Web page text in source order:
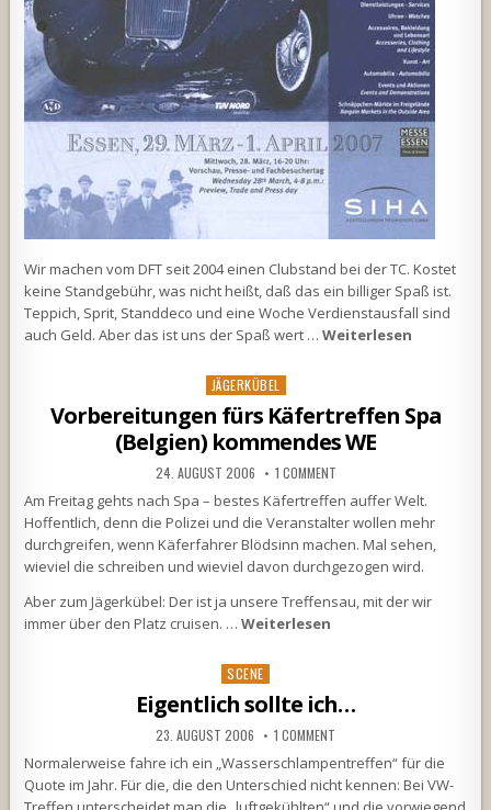
Wir machen vom DFT seit 2004 einen Clubstand bei der TC. Kostet
keine Standgebühr, was nicht heißt, daß das ein billiger Spaß ist.
Teppich, Sprit, Standdeco und eine Woche Verdienstausfall sind
auch Geld. Aber das ist uns der Spaß wert …Weiterlesen
Posted
JÄGERKÜBEL
Vorbereitungen fürs Käfertreffen Spa
(Belgien) kommendes WE
24. AUGUST 2006 1 COMMENT
Am Freitag gehts nach Spa – bestes Käfertreffen auffer Welt.
Hoffentlich, denn die Polizei und die Veranstalter wollen mehr
durchgreifen, wenn Käferfahrer Blödsinn machen. Mal sehen,
wieviel die schreiben und wieviel davon durchgezogen wird.
Aber zum Jägerkübel: Der ist ja unsere Treffensau, mit der wir
immer über den Platz cruisen. …Weiterlesen
Posted
in
SCENE
Eigentlich sollte ich…
23. AUGUST 2006 1 COMMENT
Normalerweise fahre ich ein „Wasserschlampentreffen“ für die
Quote im Jahr. Für die, die den Unterschied nicht kennen: Bei VW-